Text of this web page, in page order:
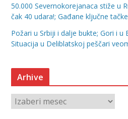
50.000 Severnokorejanaca stiže u
čak 40 udara!; Gađane ključne
Požari u Srbiji i dalje bukte; Gori i u
Situacija u Deliblatskoj peščari
Arhive
r